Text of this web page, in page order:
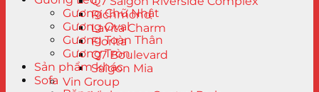
Richmond
Lavita Charm
Florita
Q7 Boulevard
Saigon Mia
Vin Group
Gương Chữ Nhật
Gương Oval
Gương Toàn Thân
Gương Tròn
Sản phẩm khác
Sofa